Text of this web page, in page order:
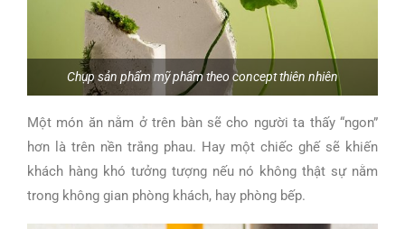
Chụp sản phẩm mỹ phẩm theo concept thiên nhiên
Một món ăn nằm ở trên bàn sẽ cho người ta thấy “ngon”
hơn là trên nền trắng phau. Hay một chiếc ghế sẽ khiến
khách hàng khó tưởng tượng nếu nó không thật sự nằm
trong không gian phòng khách, hay phòng bếp.